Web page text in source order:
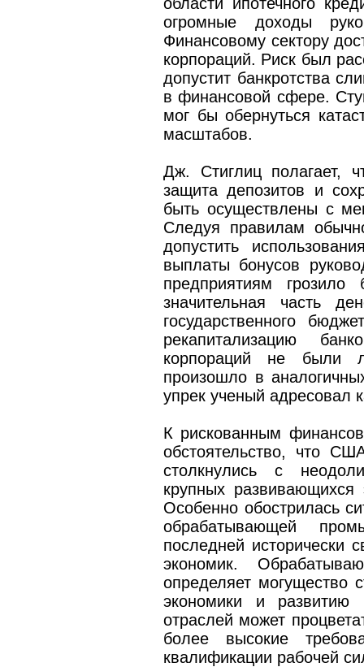
огромные доходы
Финансовому сектору
корпораций. Риск был
допустит банкротства
в финансовой сфере.
мог бы обернуться
масштабов.
Дж. Стиглиц полагает,
защита депозитов и
быть осуществлены с
Следуя правилам
допустить
выплаты бонусов
предприятиям грозило
значительная часть
государственного
рекапитализацию
корпораций не были
произошло в
упрек ученый
К рискованным
обстоятельство, что
столкнулись с
крупных
Особенно обострилась
обрабатывающей
последней исторически
экономик.
определяет могущество
экономики и развитию
отраслей может
более высокие
квалификации рабочей